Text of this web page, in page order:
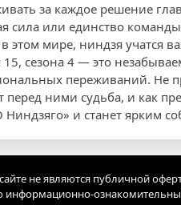
за каждое решение
сила или единство
в этом мире, ниндзя учатся
15, сезона 4 — это
переживаний. Не
перед ними судьба, и как
Ниндзяго» и станет ярким
не являются публичной
информационно-